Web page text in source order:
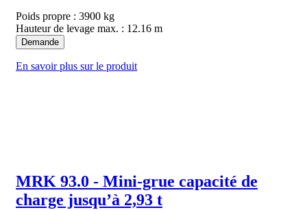
Poids propre : 3900 kg
Hauteur de levage max. : 12.16 m
Demande
En savoir plus sur le produit
MRK 93.0 - Mini-grue capacité de
charge jusqu’à 2,93 t